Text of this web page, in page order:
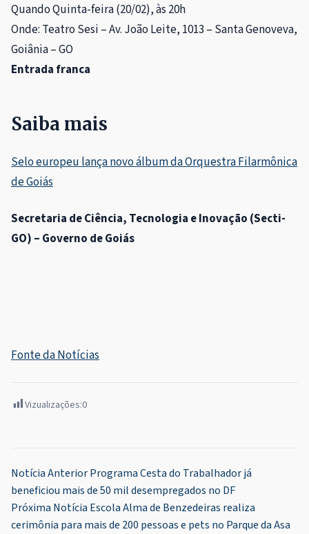
Quando Quinta-feira (20/02), às 20h
Onde: Teatro Sesi – Av. João Leite, 1013 – Santa Genoveva,
Goiânia – GO
Entrada franca
Saiba mais
Selo europeu lança novo álbum da Orquestra Filarmônica
de Goiás
Secretaria de Ciência, Tecnologia e Inovação (Secti-
GO) – Governo de Goiás
Fonte da Notícias
Vizualizações:0
Navegação
de
Notícia AnteriorPrograma Cesta do Trabalhador já
beneficiou mais de 50 mil desempregados no DF
Próxima Notícia Escola Alma de Benzedeiras realiza
cerimônia para mais de 200 pessoas e pets no Parque da Asa